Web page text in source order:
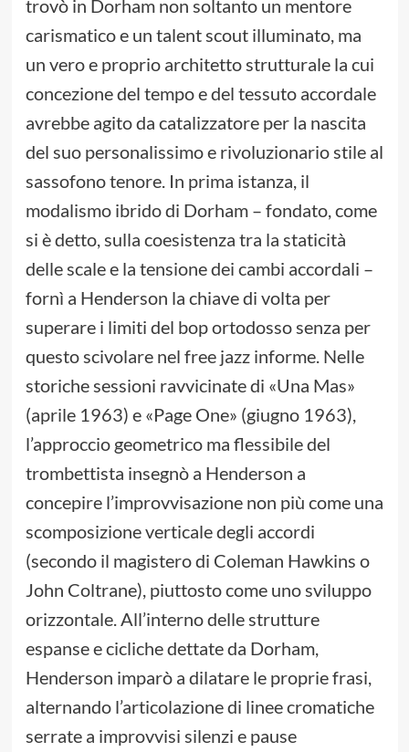
trovò in Dorham non soltanto un mentore
carismatico e un talent scout illuminato, ma
un vero e proprio architetto strutturale la cui
concezione del tempo e del tessuto accordale
avrebbe agito da catalizzatore per la nascita
del suo personalissimo e rivoluzionario stile al
sassofono tenore. In prima istanza, il
modalismo ibrido di Dorham – fondato, come
si è detto, sulla coesistenza tra la staticità
delle scale e la tensione dei cambi accordali –
fornì a Henderson la chiave di volta per
superare i limiti del bop ortodosso senza per
questo scivolare nel free jazz informe. Nelle
storiche sessioni ravvicinate di «Una Mas»
(aprile 1963) e «Page One» (giugno 1963),
l’approccio geometrico ma flessibile del
trombettista insegnò a Henderson a
concepire l’improvvisazione non più come una
scomposizione verticale degli accordi
(secondo il magistero di Coleman Hawkins o
John Coltrane), piuttosto come uno sviluppo
orizzontale. All’interno delle strutture
espanse e cicliche dettate da Dorham,
Henderson imparò a dilatare le proprie frasi,
alternando l’articolazione di linee cromatiche
serrate a improvvisi silenzi e pause